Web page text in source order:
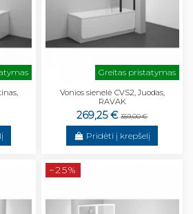
Greitas pristatymas
Vonios sienelė CVS2, Juodas,
RAVAK
269,25 € 359,00 €
Pridėti į krepšelį
−25%